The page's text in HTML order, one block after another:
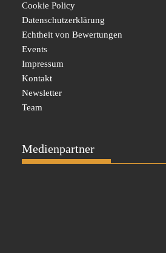
Cookie Policy
Datenschutzerklärung
Echtheit von Bewertungen
Events
Impressum
Kontakt
Newsletter
Team
Medienpartner